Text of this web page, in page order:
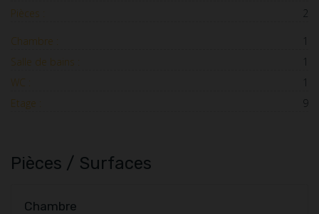
Pièces :
2
Chambre :
1
Salle de bains :
1
WC :
1
Etage :
9
Pièces / Surfaces
Chambre